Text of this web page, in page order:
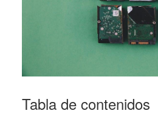
Tabla de contenidos